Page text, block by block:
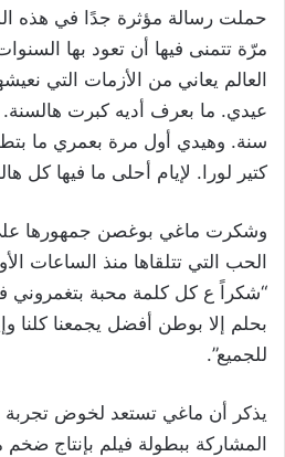
حملت رسالة مؤثرة جدًا في هذه
مرّة تتمنى فيها أن تعود بها
العالم يعاني من الأزمات التي
عيدي. ما بعرف أديه كبرت
سنة. وهيدي أول مرة بعمري ما
كتير لورا. لإيام أحلى ما فيها كل
وشكرت ماغي بوغصن جمهورها
الحب التي تتلقاها منذ الساعات
“شكراً ع كل كلمة محبة بتغمروني
بحلم إلا بوطن أفضل يجمعنا كلنا
للجميع”.
يذكر أن ماغي تستعد لخوض تجربة
المشاركة ببطولة فيلم بإنتاج